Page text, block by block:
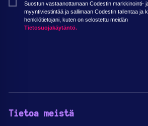
Suostun vastaanottamaan Codestin markkinointi-
myyntiviestintää ja sallimaan Codestin tallentaa ja
henkilötietojani, kuten on selostettu meidän
Tietosuojakäytäntö.
Tietoa meistä